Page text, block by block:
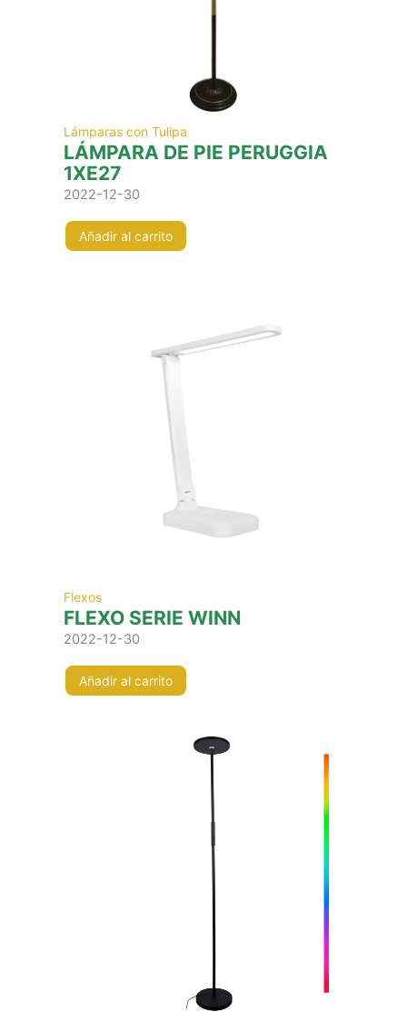
Lámparas con Tulipa
LÁMPARA DE PIE PERUGGIA
1XE27
2022-12-30
Añadir al carrito
Flexos
FLEXO SERIE WINN
2022-12-30
Añadir al carrito